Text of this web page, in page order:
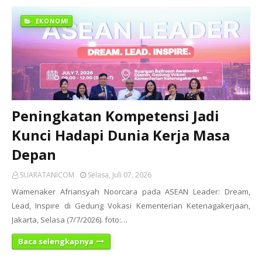
EKONOMI
Peningkatan Kompetensi Jadi
Kunci Hadapi Dunia Kerja Masa
Depan
SUARATANICOM Selasa, Juli 07, 2026
Wamenaker Afriansyah Noorcara pada ASEAN Leader: Dream,
Lead, Inspire di Gedung Vokasi Kementerian Ketenagakerjaan,
Jakarta, Selasa (7/7/2026). foto:…
Baca selengkapnya